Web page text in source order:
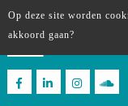
Op deze site worden
akkoord gaan?